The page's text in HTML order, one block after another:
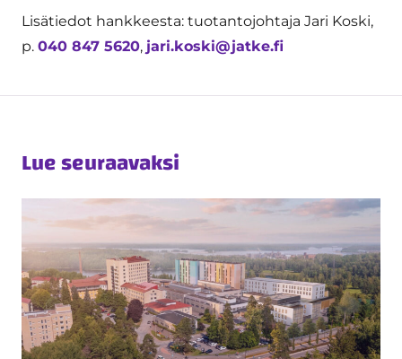
Lisätiedot hankkeesta: tuotantojohtaja Jari Koski,
p. 040 847 5620, jari.koski@jatke.fi
Lue seuraavaksi